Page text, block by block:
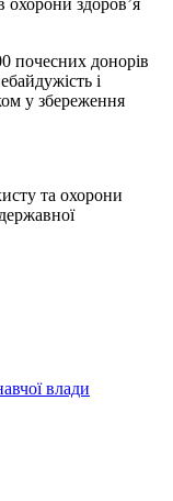
охорони здоров’я
почесних донорів
і
у збереження
та охорони
влади